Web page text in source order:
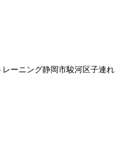
レーニング静岡市駿河区子連れ